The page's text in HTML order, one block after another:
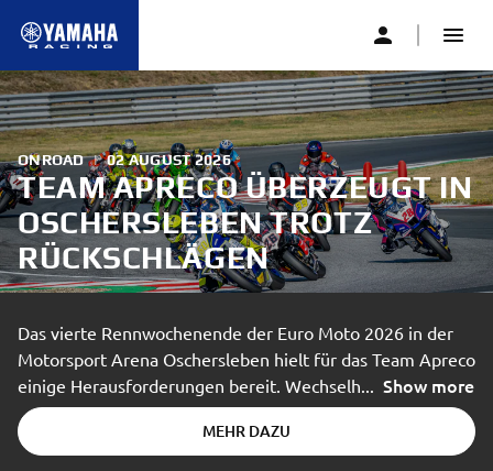
ONROAD | 02 AUGUST 2026
TEAM APRECO ÜBERZEUGT IN
OSCHERSLEBEN TROTZ
RÜCKSCHLÄGEN
Das vierte Rennwochenende der Euro Moto 2026 in der
Motorsport Arena Oschersleben hielt für das Team Apreco
einige Herausforderungen bereit. Wechselh... Show more
MEHR DAZU